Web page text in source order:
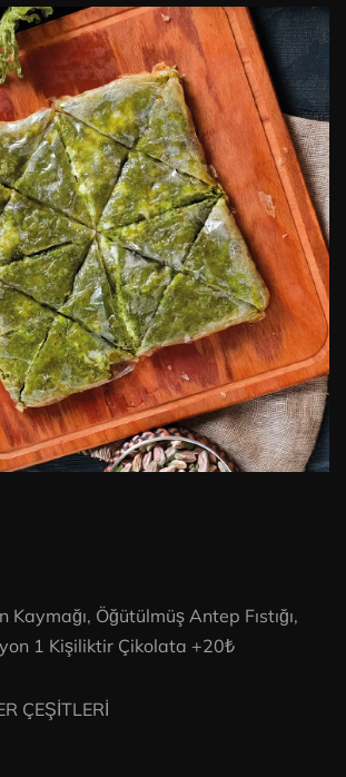
Öğütülmüş Antep Fıstığı,
1 Kişiliktir Çikolata +20₺
ÇEŞİTLERİ